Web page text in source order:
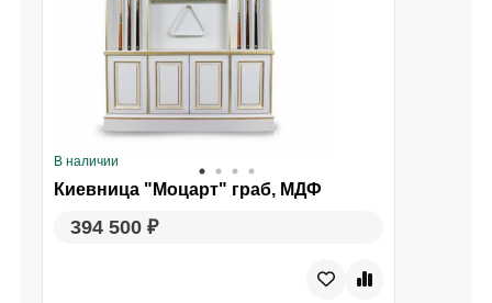
В наличии
Киевница "Моцарт" граб, МДФ
394 500 ₽